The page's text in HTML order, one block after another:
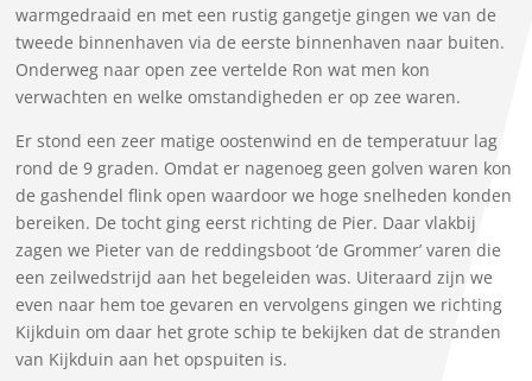
warmgedraaid en met een rustig gangetje gingen we van de
tweede binnenhaven via de eerste binnenhaven naar buiten.
Onderweg naar open zee vertelde Ron wat men kon
verwachten en welke omstandigheden er op zee waren.
Er stond een zeer matige oostenwind en de temperatuur lag
rond de 9 graden. Omdat er nagenoeg geen golven waren kon
de gashendel flink open waardoor we hoge snelheden konden
bereiken. De tocht ging eerst richting de Pier. Daar vlakbij
zagen we Pieter van de reddingsboot ‘de Grommer’ varen die
een zeilwedstrijd aan het begeleiden was. Uiteraard zijn we
even naar hem toe gevaren en vervolgens gingen we richting
Kijkduin om daar het grote schip te bekijken dat de stranden
van Kijkduin aan het opspuiten is.